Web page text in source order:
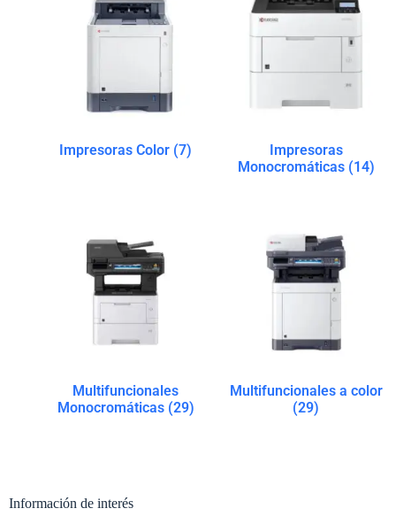
Impresoras Color (7)
Impresoras
Monocromáticas (14)
Multifuncionales
Monocromáticas (29)
Multifuncionales a color
(29)
Información de interés